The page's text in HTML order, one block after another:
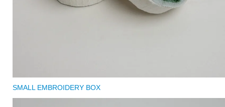
SMALL EMBROIDERY BOX